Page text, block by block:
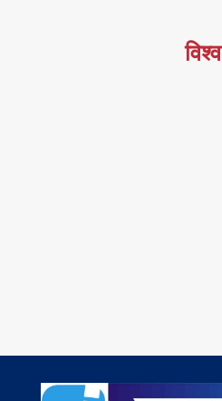
विश्व